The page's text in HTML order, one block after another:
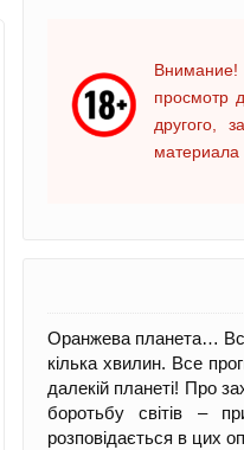
просмотр
другого,
материала
Оранжева планета…
кілька хвилин. Все
далекій планеті! Про
боротьбу світів –
розповідається в цих